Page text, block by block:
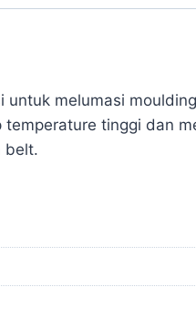
melumasi
tinggi dan
belt.